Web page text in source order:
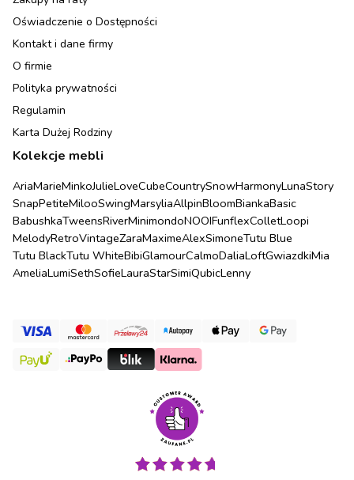
Oświadczenie o Dostępności
Kontakt i dane firmy
O firmie
Polityka prywatności
Regulamin
Karta Dużej Rodziny
Kolekcje mebli
AriaMarieMinkoJulieLoveCubeCountrySnowHarmonyLunaStory
SnapPetiteMilooSwingMarsyliaAllpinBloomBiankaBasic
BabushkaTweensRiverMinimondoNOOIFunflexColletLoopi
MelodyRetroVintageZaraMaximeAlexSimoneTutu Blue
Tutu BlackTutu WhiteBibiGlamourCalmoDaliaLoftGwiazdkiMia
AmeliaLumiSethSofieLauraStarSimiQubicLenny